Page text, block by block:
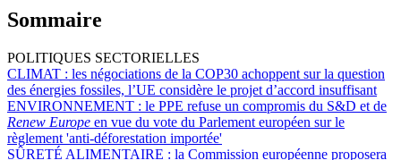
Sommaire
POLITIQUES SECTORIELLES
CLIMAT : les négociations de la COP30 achoppent sur la question
des énergies fossiles, l’UE considère le projet d’accord insuffisant
ENVIRONNEMENT : le PPE refuse un compromis du S&D et de
Renew Europe en vue du vote du Parlement européen sur le
règlement 'anti-déforestation importée'
SÛRETÉ ALIMENTAIRE : la Commission européenne proposera